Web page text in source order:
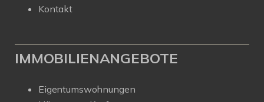
Kontakt
IMMOBILIENANGEBOTE
Eigentumswohnungen